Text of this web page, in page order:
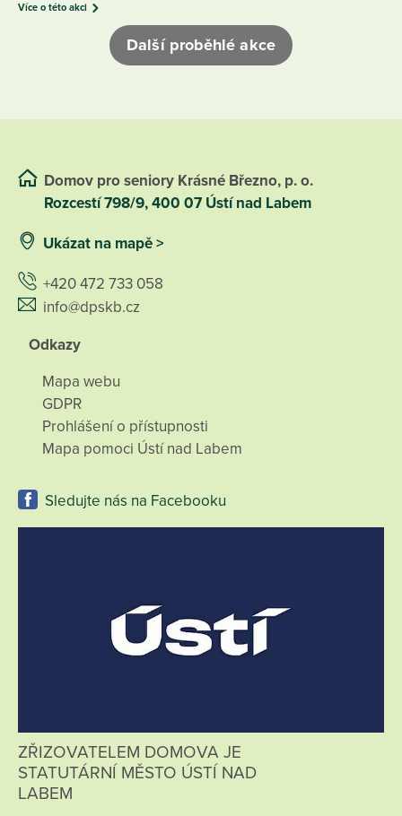
Více o této akci
Další proběhlé akce
Domov pro seniory Krásné Březno, p. o.
Rozcestí 798/9, 400 07 Ústí nad Labem
Ukázat na mapě >
+420 472 733 058
info@dpskb.cz
Odkazy
Mapa webu
GDPR
Prohlášení o přístupnosti
Mapa pomoci Ústí nad Labem
Sledujte nás na Facebooku
ZŘIZOVATELEM DOMOVA JE
STATUTÁRNÍ MĚSTO ÚSTÍ NAD
LABEM